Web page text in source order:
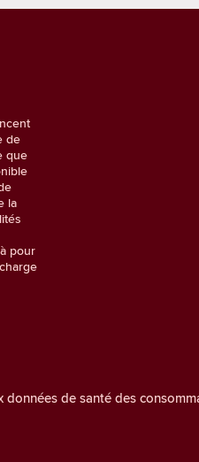
de
que
la
pour
de santé des